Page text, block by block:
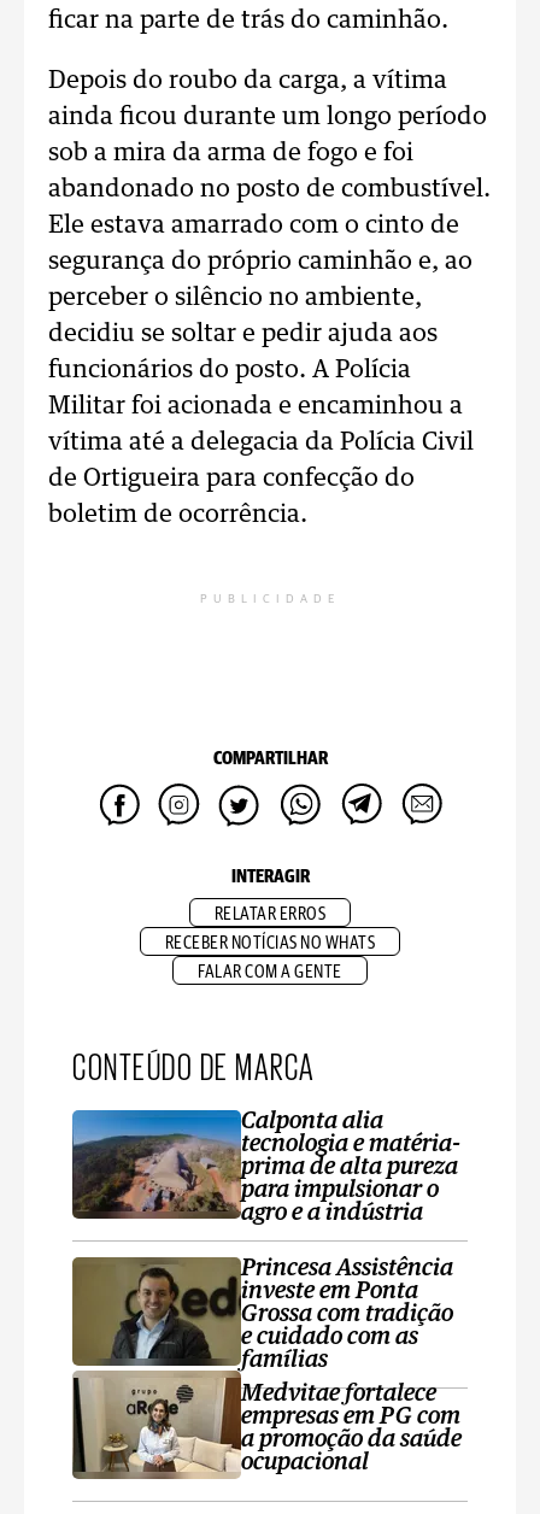
ficar na parte de trás do caminhão.
Depois do roubo da carga, a vítima
ainda ficou durante um longo período
sob a mira da arma de fogo e foi
abandonado no posto de combustível.
Ele estava amarrado com o cinto de
segurança do próprio caminhão e, ao
perceber o silêncio no ambiente,
decidiu se soltar e pedir ajuda aos
funcionários do posto. A Polícia
Militar foi acionada e encaminhou a
vítima até a delegacia da Polícia Civil
de Ortigueira para confecção do
boletim de ocorrência.
PUBLICIDADE
COMPARTILHAR
INTERAGIR
RELATAR ERROS
RECEBER NOTÍCIAS NO WHATS
FALAR COM A GENTE
CONTEÚDO DE MARCA
Calponta alia
tecnologia e matéria-
prima de alta pureza
para impulsionar o
agro e a indústria
Princesa Assistência
investe em Ponta
Grossa com tradição
e cuidado com as
famílias
Medvitae fortalece
empresas em PG com
a promoção da saúde
ocupacional